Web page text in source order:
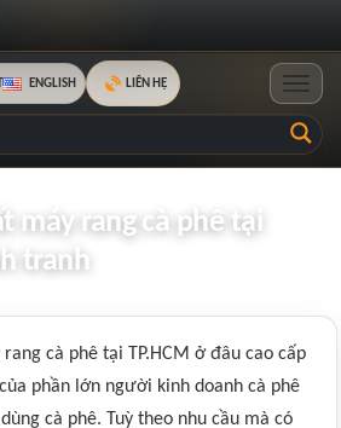
ENGLISH LIÊN HỆ
máy rang cà phê tại
tranh
cà phê tại TP.HCM ở đâu cao cấp
phần lớn người kinh doanh cà phê
cà phê. Tuỳ theo nhu cầu mà có